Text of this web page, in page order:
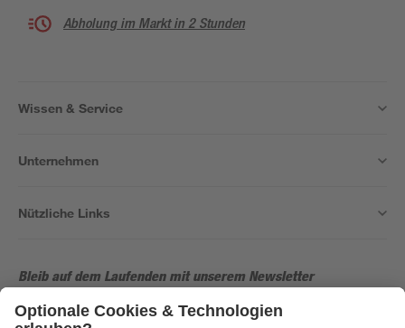
Abholung im Markt in 2 Stunden
Wissen & Service
Unternehmen
Nützliche Links
Bleib auf dem Laufenden mit unserem Newsletter
Der toom Newsletter: Keine Angebote und Aktionen mehr verpassen!